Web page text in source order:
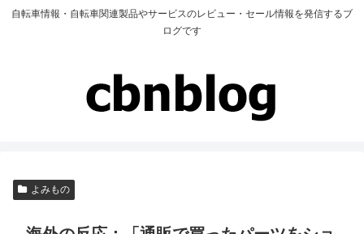
自転車情報・自転車関連製品やサービスのレビュー・セール情報を発信するブ
ログです
よみもの